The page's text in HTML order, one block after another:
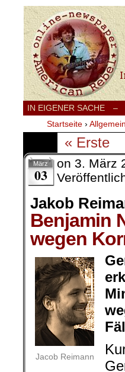
IN EIGENER SACHE –
Startseite › Allgemein
« Erste
März
03
on 3. März
Jakob
Benjamin
wegen
Jacob Reimann